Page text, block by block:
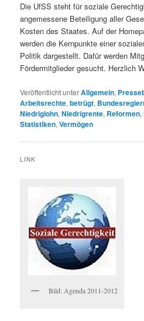
Die UfSS steht für soziale
angemessene Beteiligung aller
Kosten des Staates. Auf der
werden die Kernpunkte einer
Politik dargestellt. Dafür werden
Fördermitglieder gesucht. Herzlich
Veröffentlicht unterAllgemein,
Arbeitsrechte,betrügt,
Niedriglohn,Niedrigrente, Reformen,
Statistiken,Vermögen
LINK
Bild: Agenda 2011-2012